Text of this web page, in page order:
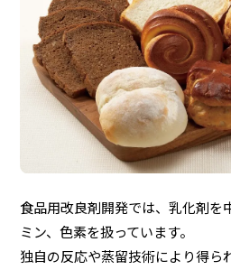
食品用改良剤開発では、乳化剤を
ミン、色素を扱っています。
独自の反応や蒸留技術により得ら